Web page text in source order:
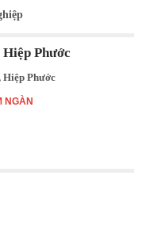
Phước
Hiệp Phước
NGÀN